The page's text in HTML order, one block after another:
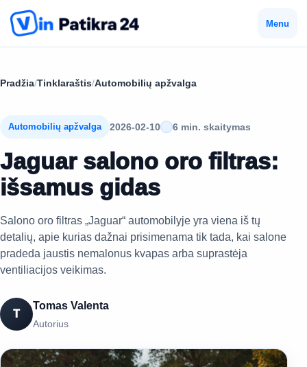
Menu
Pradžia/Tinklaraštis/Automobilių apžvalga
Automobilių apžvalga 2026-02-10 6 min. skaitymas
Jaguar salono oro filtras:
išsamus gidas
Salono oro filtras „Jaguar“ automobilyje yra viena iš tų
detalių, apie kurias dažnai prisimenama tik tada, kai salone
pradeda jaustis nemalonus kvapas arba suprastėja
ventiliacijos veikimas.
T
Tomas Valenta
Autorius